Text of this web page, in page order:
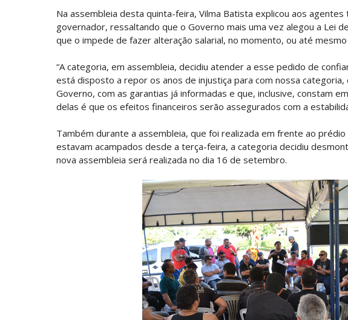
Na assembleia desta quinta-feira, Vilma Batista explicou aos
governador, ressaltando que o Governo mais uma vez alegou a Lei
que o impede de fazer alteração salarial, no momento, ou até
“A categoria, em assembleia, decidiu atender a esse pedido de
está disposto a repor os anos de injustiça para com nossa
Governo, com as garantias já informadas e que, inclusive, constam
delas é que os efeitos financeiros serão assegurados com a
Também durante a assembleia, que foi realizada em frente ao
estavam acampados desde a terça-feira, a categoria decidiu
nova assembleia será realizada no dia 16 de setembro.